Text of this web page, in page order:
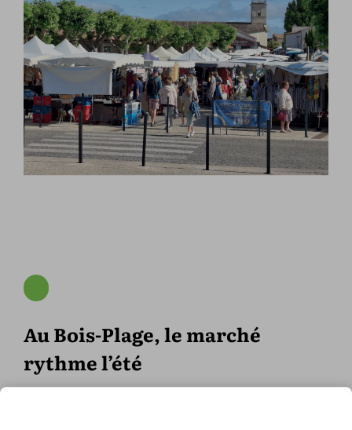
Au Bois-Plage, le marché
rythme l’été